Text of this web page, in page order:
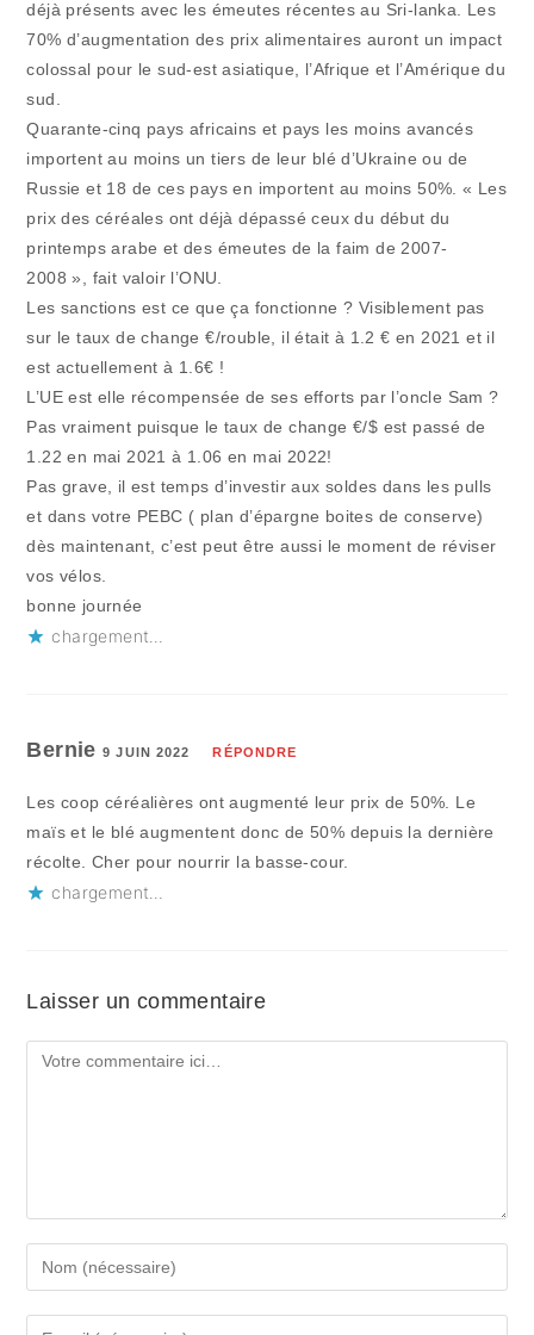
déjà présents avec les émeutes récentes au Sri-lanka. Les
70% d’augmentation des prix alimentaires auront un impact
colossal pour le sud-est asiatique, l’Afrique et l’Amérique du
sud.
Quarante-cinq pays africains et pays les moins avancés
importent au moins un tiers de leur blé d’Ukraine ou de
Russie et 18 de ces pays en importent au moins 50%. « Les
prix des céréales ont déjà dépassé ceux du début du
printemps arabe et des émeutes de la faim de 2007-
2008 », fait valoir l’ONU.
Les sanctions est ce que ça fonctionne ? Visiblement pas
sur le taux de change €/rouble, il était à 1.2 € en 2021 et il
est actuellement à 1.6€ !
L’UE est elle récompensée de ses efforts par l’oncle Sam ?
Pas vraiment puisque le taux de change €/$ est passé de
1.22 en mai 2021 à 1.06 en mai 2022!
Pas grave, il est temps d’investir aux soldes dans les pulls
et dans votre PEBC ( plan d’épargne boites de conserve)
dès maintenant, c’est peut être aussi le moment de réviser
vos vélos.
bonne journée
chargement…
Bernie9 JUIN 2022 RÉPONDRE
Les coop céréalières ont augmenté leur prix de 50%. Le
maïs et le blé augmentent donc de 50% depuis la dernière
récolte. Cher pour nourrir la basse-cour.
chargement…
Laisser un commentaire
Comment
your
name